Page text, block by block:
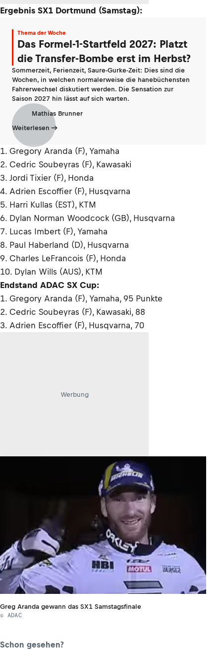
Ergebnis SX1 Dortmund (Samstag):
Thema der Woche
Das Formel-1-Startfeld 2027: Platzt
die Transfer-Bombe erst im Herbst?
Sommerzeit, Ferienzeit, Saure-Gurke-Zeit: Dies sind die
Wochen, in welchen normalerweise die hanebüchensten
Fahrerwechsel diskutiert werden. Die Sensation zur
Saison 2027 hin lässt auf sich warten.
Mathias Brunner
Weiterlesen
1. Gregory Aranda (F), Yamaha
2. Cedric Soubeyras (F), Kawasaki
3. Jordi Tixier (F), Honda
4. Adrien Escoffier (F), Husqvarna
5. Harri Kullas (EST), KTM
6. Dylan Norman Woodcock (GB), Husqvarna
7. Lucas Imbert (F), Yamaha
8. Paul Haberland (D), Husqvarna
9. Charles LeFrancois (F), Honda
10. Dylan Wills (AUS), KTM
Endstand ADAC SX Cup:
1. Gregory Aranda (F), Yamaha, 95 Punkte
2. Cedric Soubeyras (F), Kawasaki, 88
3. Adrien Escoffier (F), Husqvarna, 70
Werbung
Greg Aranda gewann das SX1 Samstagsfinale
© ADAC
Schon gesehen?